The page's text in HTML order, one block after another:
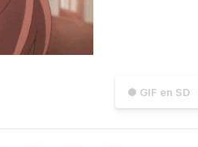
● GIF en SD